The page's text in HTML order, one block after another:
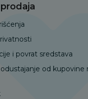
i povrat sredstava
od kupovine